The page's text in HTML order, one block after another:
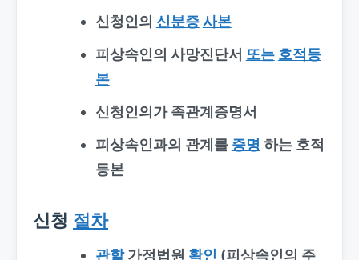
신청인의 신분증 사본
피상속인의 사망진단서 또는 호적등
본
신청인의가 족관계증명서
피상속인과의 관계를 증명 하는 호적
등본
신청 절차
관할가정법원 확인 (피상속인의 주